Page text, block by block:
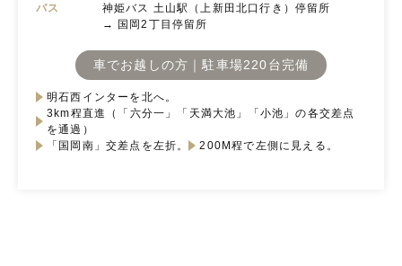
バス
神姫バス 土山駅（上新田北口行き）停留所
→ 国岡2丁目停留所
車でお越しの方｜駐車場220台完備
明石西インターを北へ。
3km程直進（「六分一」「天満大池」「小池」の各交差点
を通過）
「国岡南」交差点を左折。
200M程で左側に見える。